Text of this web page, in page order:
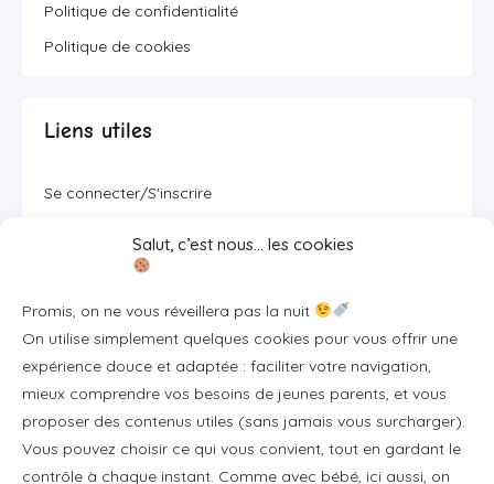
Salut, c’est nous… les cookies
Promis, on ne vous réveillera pas la nuit
On utilise simplement quelques cookies pour vous offrir une
expérience douce et adaptée : faciliter votre navigation,
mieux comprendre vos besoins de jeunes parents, et vous
proposer des contenus utiles (sans jamais vous surcharger).
Vous pouvez choisir ce qui vous convient, tout en gardant le
contrôle à chaque instant. Comme avec bébé, ici aussi, on
Politique de confidentialité
Politique de cookies
Liens utiles
Se connecter/S'inscrire
Plan du site
Tous les articles
Professionnels & partenariats